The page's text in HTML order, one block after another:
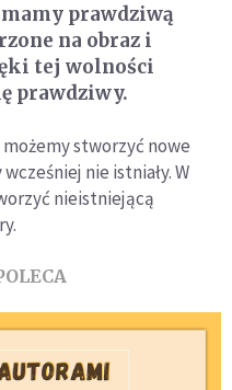
prawdziwą
na obraz i
tej wolności
prawdziwy.
stworzyć nowe
nie istniały. W
nieistniejącą